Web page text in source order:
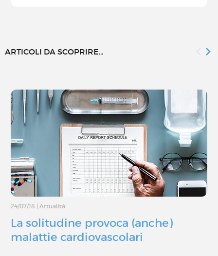
ARTICOLI DA SCOPRIRE...
24/07/18 Attualità
La solitudine provoca (anche)
malattie cardiovascolari